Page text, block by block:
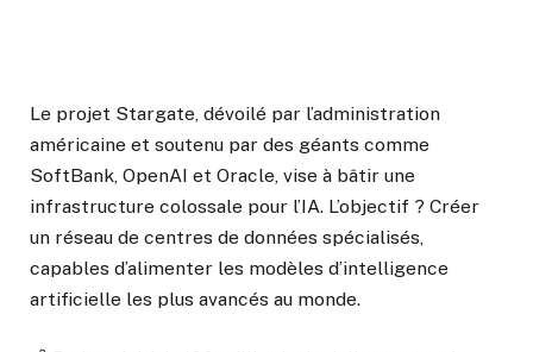
Le projet Stargate, dévoilé par l’administration
américaine et soutenu par des géants comme
SoftBank, OpenAI et Oracle, vise à bâtir une
infrastructure colossale pour l’IA. L’objectif ? Créer
un réseau de centres de données spécialisés,
capables d’alimenter les modèles d’intelligence
artificielle les plus avancés au monde.